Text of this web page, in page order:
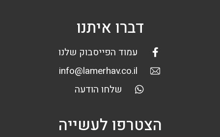
דברו איתנו
עמוד הפייסבוק שלנו
info@lamerhav.co.il
שלחו הודעה
הצטרפו לעשייה